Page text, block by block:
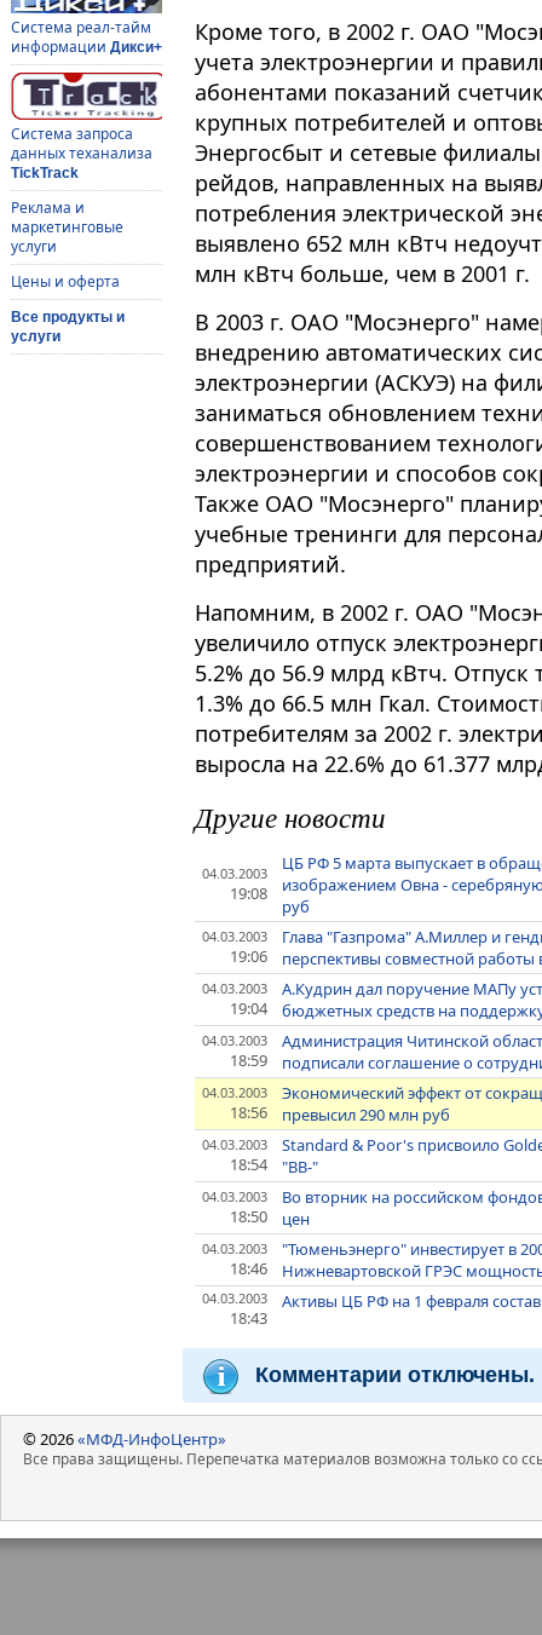
Система реал-тайм
информации Дикси+
Система запроса
данных теханализа
TickTrack
Реклама и
маркетинговые
услуги
Цены и оферта
Все продукты и
услуги
Кроме того, в 2002 г. ОАО
учета электроэнергии и
абонентами показаний
крупных потребителей и
Энергосбыт и сетевые
рейдов, направленных на
потребления электрической
выявлено 652 млн кВтч
млн кВтч больше, чем в 2001 г.
В 2003 г. ОАО "Мосэнерго"
внедрению автоматических
электроэнергии (АСКУЭ) на
заниматься обновлением
совершенствованием
электроэнергии и способов
Также ОАО "Мосэнерго"
учебные тренинги для
предприятий.
Напомним, в 2002 г. ОАО
увеличило отпуск
5.2% до 56.9 млрд кВтч.
1.3% до 66.5 млн Гкал.
потребителям за 2002 г.
выросла на 22.6% до 61.377
Другие новости
04.03.2003
19:08
ЦБ РФ 5 марта выпускает в
изображением Овна -
руб
04.03.2003
19:06
Глава "Газпрома" А.Миллер и
перспективы совместной работы
04.03.2003
19:04
А.Кудрин дал поручение МАПу
бюджетных средств на
04.03.2003
18:59
Администрация Читинской
подписали соглашение о
04.03.2003
18:56
Экономический эффект от
превысил 290 млн руб
04.03.2003
18:54
Standard & Poor's присвоило
"BB-"
04.03.2003
18:50
Во вторник на российском
цен
04.03.2003
18:46
"Тюменьэнерго" инвестирует в
Нижневартовской ГРЭС
04.03.2003
18:43
Активы ЦБ РФ на 1 февраля
Комментарии отключены.
© 2026«МФД-ИнфоЦентр»
Все права защищены. Перепечатка материалов возможна только со